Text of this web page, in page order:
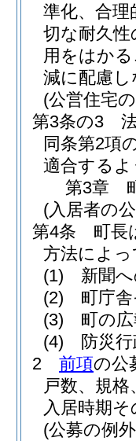
準化、合
切な耐久
用をはか
減に配慮
(公営住宅
第3条の3
同条第2項
適合する
第3章
(入居者の
第4条
町長
方法によ
(1)
新聞
(2)
町庁
(3)
町の
(4)
防災
2
前項の公
戸数、規
入居時期
(公募の例